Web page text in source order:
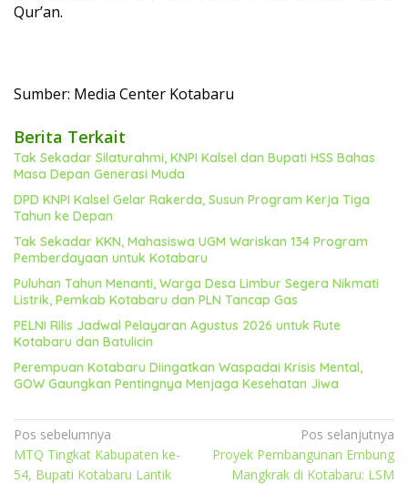
Qur’an.
Sumber: Media Center Kotabaru
Berita Terkait
Tak Sekadar Silaturahmi, KNPI Kalsel dan Bupati HSS Bahas
Masa Depan Generasi Muda
DPD KNPI Kalsel Gelar Rakerda, Susun Program Kerja Tiga
Tahun ke Depan
Tak Sekadar KKN, Mahasiswa UGM Wariskan 134 Program
Pemberdayaan untuk Kotabaru
Puluhan Tahun Menanti, Warga Desa Limbur Segera Nikmati
Listrik, Pemkab Kotabaru dan PLN Tancap Gas
PELNI Rilis Jadwal Pelayaran Agustus 2026 untuk Rute
Kotabaru dan Batulicin
Perempuan Kotabaru Diingatkan Waspadai Krisis Mental,
GOW Gaungkan Pentingnya Menjaga Kesehatan Jiwa
Navigasi
pos
Pos sebelumnya
MTQ Tingkat Kabupaten ke-
54, Bupati Kotabaru Lantik
Pos selanjutnya
Proyek Pembangunan Embung
Mangkrak di Kotabaru: LSM